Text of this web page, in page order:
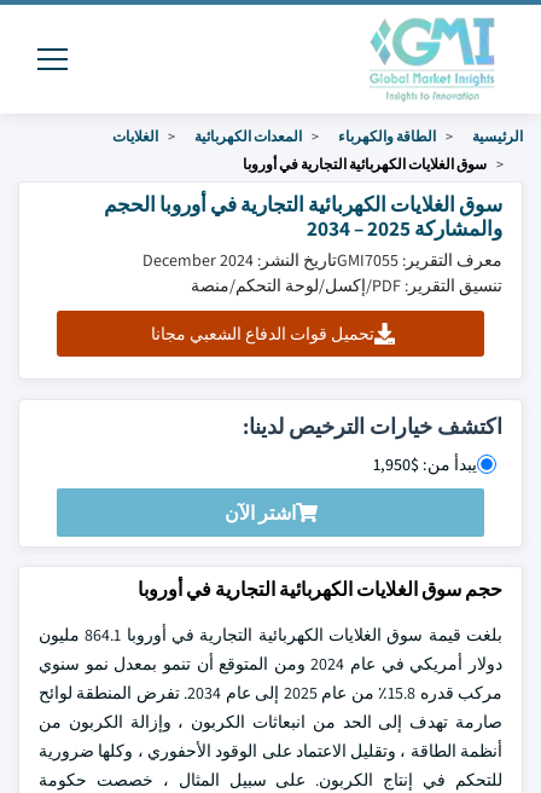
الرئيسية الطاقة والكهرباء المعدات الكهربائية
الغلايات
سوق الغلايات الكهربائية التجارية في أوروبا
سوق الغلايات الكهربائية التجارية في أوروبا الحجم
والمشاركة 2025 – 2034
معرف التقرير: GMI7055
تاريخ النشر: December 2024
تنسيق التقرير: PDF/إكسل/لوحة التحكم/منصة
تحميل قوات الدفاع الشعبي مجانا
اكتشف خيارات الترخيص لدينا:
يبدأ من: $1,950
اشتر الآن
حجم سوق الغلايات الكهربائية التجارية في أوروبا
بلغت قيمة سوق الغلايات الكهربائية التجارية في أوروبا 864.1 مليون
دولار أمريكي في عام 2024 ومن المتوقع أن تنمو بمعدل نمو سنوي
مركب قدره 15.8٪ من عام 2025 إلى عام 2034. تفرض المنطقة لوائح
صارمة تهدف إلى الحد من انبعاثات الكربون ، وإزالة الكربون من
أنظمة الطاقة ، وتقليل الاعتماد على الوقود الأحفوري ، وكلها ضرورية
للتحكم في إنتاج الكربون. على سبيل المثال ، خصصت حكومة